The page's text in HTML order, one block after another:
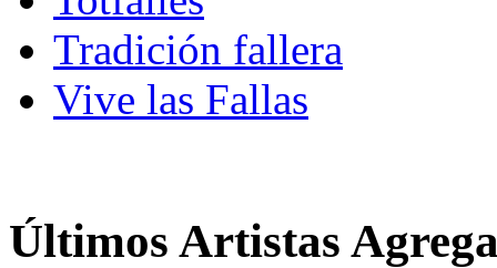
Tradición fallera
Vive las Fallas
Últimos Artistas